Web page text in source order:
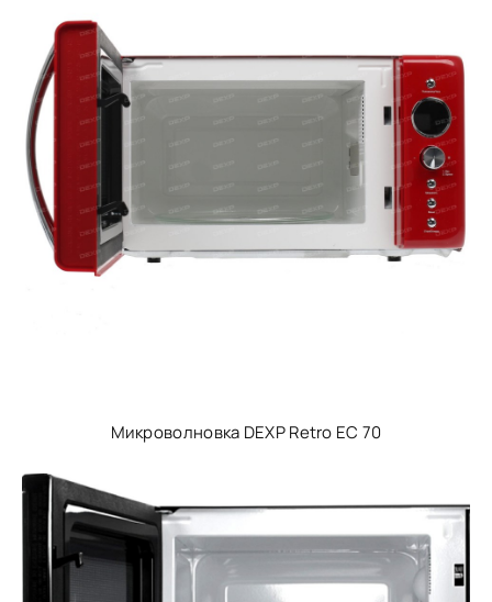
Микроволновка DEXP Retro EC 70